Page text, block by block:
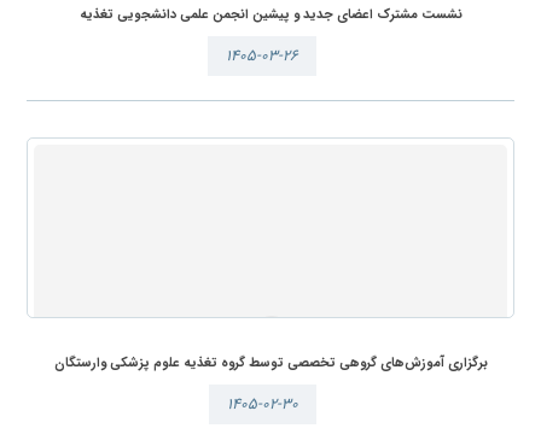
نشست مشترک اعضای جدید و پیشین انجمن علمی دانشجویی تغذیه
۱۴۰۵-۰۳-۲۶
برگزاری آموزش‌های گروهی تخصصی توسط گروه تغذیه علوم پزشکی وارستگان
۱۴۰۵-۰۲-۳۰